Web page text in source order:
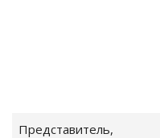
Представитель,